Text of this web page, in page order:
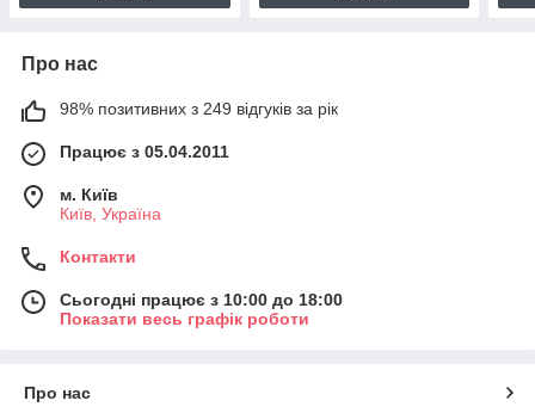
Про нас
98% позитивних з 249 відгуків за рік
Працює з 05.04.2011
м. Київ
Київ, Україна
Контакти
Сьогодні працює з 10:00 до 18:00
Показати весь графік роботи
Про нас